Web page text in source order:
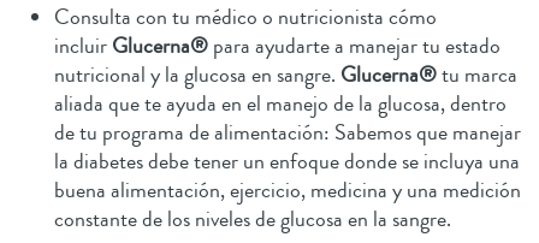
Consulta con tu médico o nutricionista cómo
incluirGlucerna®para ayudarte a manejar tu estado
nutricional y la glucosa en sangre. Glucerna®tu marca
aliada que te ayuda en el manejo de la glucosa, dentro
de tu programa de alimentación: Sabemos que manejar
la diabetes debe tener un enfoque donde se incluya una
buena alimentación, ejercicio, medicina y una medición
constante de los niveles de glucosa en la sangre.